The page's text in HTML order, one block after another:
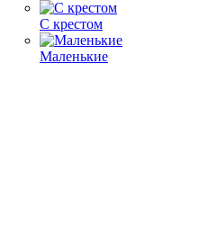
С крестом
Маленькие